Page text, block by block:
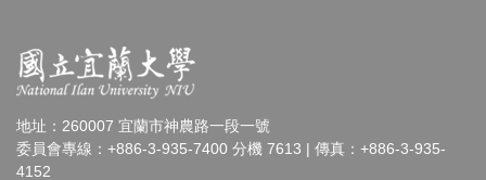
地址：260007 宜蘭市神農路一段一號
委員會專線：+886-3-935-7400 分機 7613 | 傳真：+886-3-935-
4152